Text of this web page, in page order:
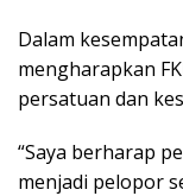
Dalam
mengharapkan
persatuan dan
“Saya berharap
menjadi pelopor